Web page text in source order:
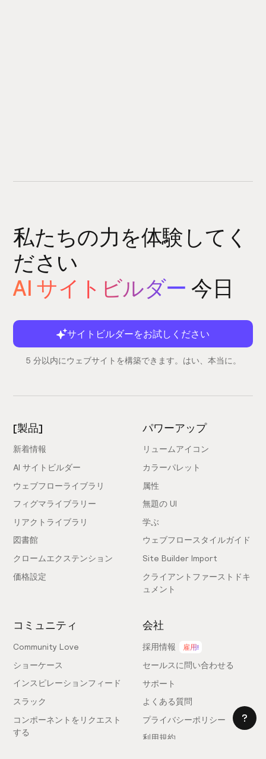
私たちの力を体験してく
ださい
AI サイトビルダー 今日
サイトビルダーをお試しください
5 分以内にウェブサイトを構築できます。はい、本当に。
[製品]
新着情報
AI サイトビルダー
ウェブフローライブラリ
フィグマライブラリー
リアクトライブラリ
図書館
クロームエクステンション
価格設定
パワーアップ
リュームアイコン
カラーパレット
属性
無題の UI
学ぶ
ウェブフロースタイルガイド
Site Builder Import
クライアントファーストドキ
ュメント
コミュニティ
Community Love
ショーケース
インスピレーションフィード
スラック
コンポーネントをリクエスト
する
会社
採用情報 雇用!
セールスに問い合わせる
サポート
よくある質問
プライバシーポリシー
利用規約